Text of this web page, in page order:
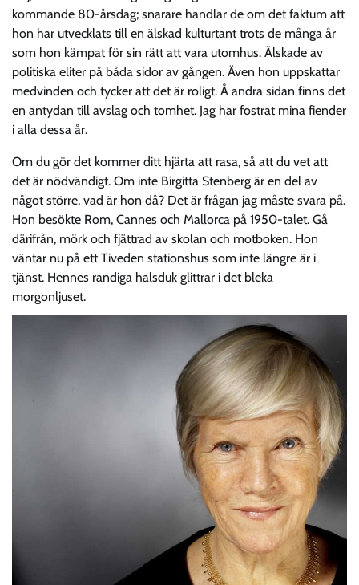
kommande 80-årsdag; snarare handlar de om det faktum att
hon har utvecklats till en älskad kulturtant trots de många år
som hon kämpat för sin rätt att vara utomhus. Älskade av
politiska eliter på båda sidor av gången. Även hon uppskattar
medvinden och tycker att det är roligt. Å andra sidan finns det
en antydan till avslag och tomhet. Jag har fostrat mina fiender
i alla dessa år.
Om du gör det kommer ditt hjärta att rasa, så att du vet att
det är nödvändigt. Om inte Birgitta Stenberg är en del av
något större, vad är hon då? Det är frågan jag måste svara på.
Hon besökte Rom, Cannes och Mallorca på 1950-talet. Gå
därifrån, mörk och fjättrad av skolan och motboken. Hon
väntar nu på ett Tiveden stationshus som inte längre är i
tjänst. Hennes randiga halsduk glittrar i det bleka
morgonljuset.